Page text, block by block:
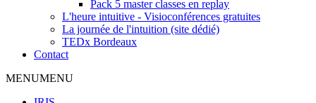
Pack 5 master classes en replay
L'heure intuitive - Visioconférences gratuites
La journée de l'intuition (site dédié)
TEDx Bordeaux
Contact
MENUMENU